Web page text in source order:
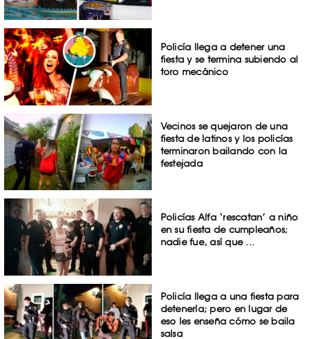
Policía llega a detener una
fiesta y se termina subiendo al
toro mecánico
Vecinos se quejaron de una
fiesta de latinos y los policías
terminaron bailando con la
festejada
Policías Alfa ‘rescatan’ a niño
en su fiesta de cumpleaños;
nadie fue, así que ...
Policía llega a una fiesta para
detenerla; pero en lugar de
eso les enseña cómo se baila
salsa